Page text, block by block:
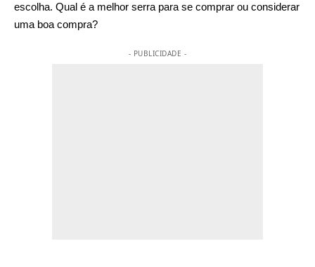
escolha. Qual é a melhor serra para se comprar ou considerar
uma boa compra?
- PUBLICIDADE -